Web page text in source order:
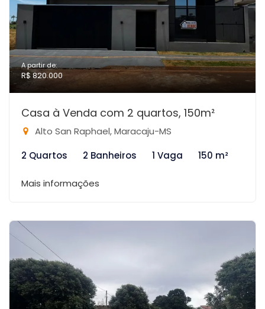
A partir de:
R$ 820.000
Casa à Venda com 2 quartos, 150m²
Alto San Raphael, Maracaju-MS
2 Quartos
2 Banheiros 1 Vaga 150 m²
Mais informações